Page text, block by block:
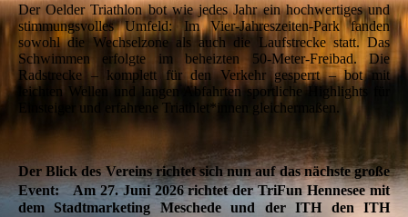
Der Oelder Triathlon bot wie jedes Jahr ein hochwertiges und
stimmungsvolles Umfeld: Im Vier-Jahreszeiten-Park fanden
sowohl die Wechselzone als auch die Laufstrecke statt. Das
Schwimmen erfolgte im beheizten 50-Meter-Freibad. Die
Radstrecke – komplett für den Verkehr gesperrt – bot mit
leichten Wellen und langen Abfahrten sportliche Highlights für
Einsteiger und erfahrene Triathlet*innen gleichermaßen.
Der Blick des Vereins richtet sich nun auf das nächste große
Event: Am 27. Juni 2026 richtet der TriFun Hennesee mit
dem Stadtmarketing Meschede und der ITH den ITH